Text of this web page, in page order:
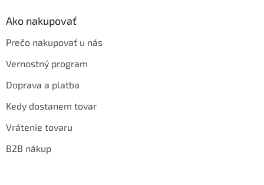
Ako nakupovať
Prečo nakupovať u nás
Vernostný program
Doprava a platba
Kedy dostanem tovar
Vrátenie tovaru
B2B nákup